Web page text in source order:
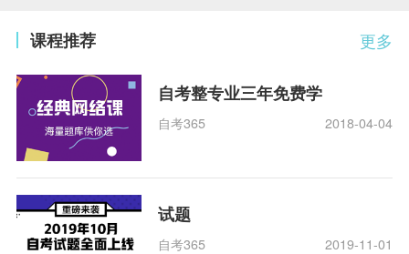
更多
课程推荐
自考整专业三年免费学
自考365 2018-04-04
试题
自考365 2019-11-01